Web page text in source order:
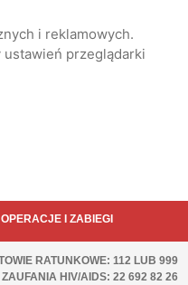
i reklamowych.
przeglądarki
OPERACJE I ZABIEGI
RATUNKOWE: 112 LUB 999
ZAUFANIA HIV/AIDS: 22 692 82 26